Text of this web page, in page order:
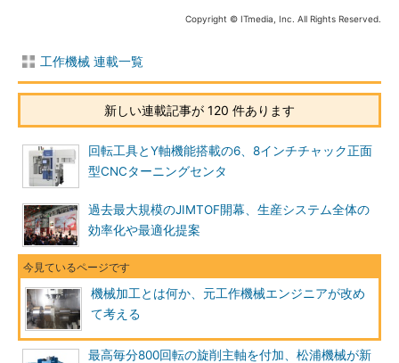
Copyright © ITmedia, Inc. All Rights Reserved.
工作機械 連載一覧
新しい連載記事が 120 件あります
回転工具とY軸機能搭載の6、8インチチャック正面
型CNCターニングセンタ
過去最大規模のJIMTOF開幕、生産システム全体の
効率化や最適化提案
機械加工とは何か、元工作機械エンジニアが改め
て考える
最高毎分800回転の旋削主軸を付加、松浦機械が新